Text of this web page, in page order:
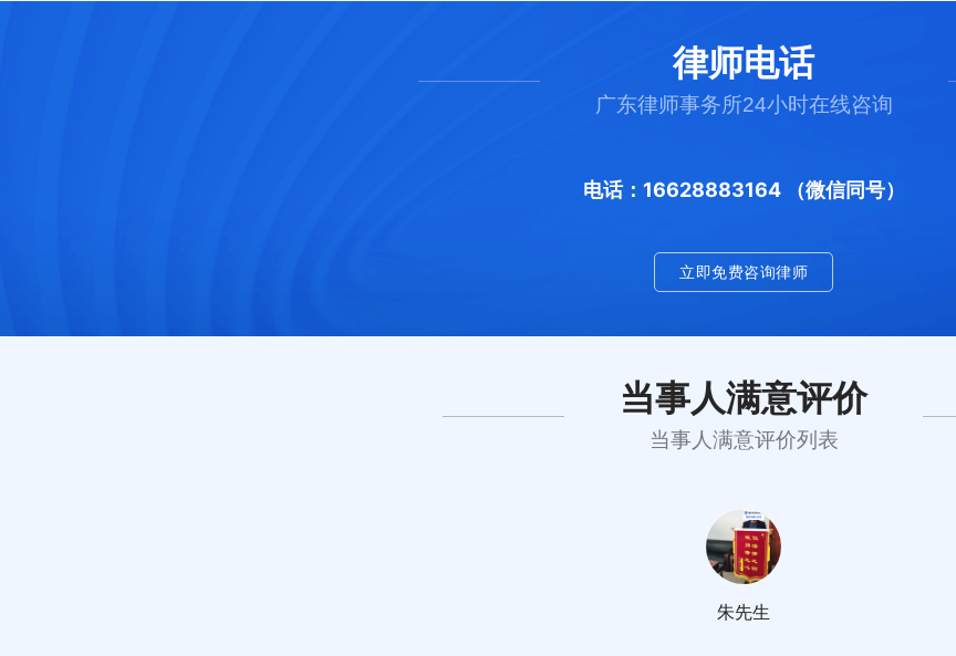
律师电话
广东律师事务所24小时在线咨询
电话：16628883164 （微信同号）
立即免费咨询律师
当事人满意评价
当事人满意评价列表
朱先生